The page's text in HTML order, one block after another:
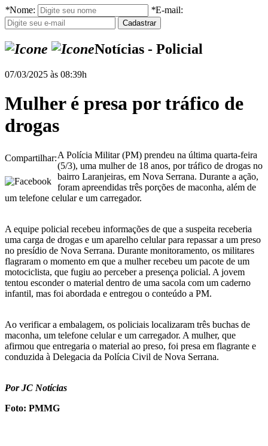
*Nome: *E-mail:
Notícias - Policial
07/03/2025 às 08:39h
Mulher é presa por tráfico de
drogas
Compartilhar:A Polícia Militar (PM) prendeu na última quarta-feira
(5/3), uma mulher de 18 anos, por tráfico de drogas no
bairro Laranjeiras, em Nova Serrana. Durante a ação,
foram apreendidas três porções de maconha, além de
um telefone celular e um carregador.
A equipe policial recebeu informações de que a suspeita receberia
uma carga de drogas e um aparelho celular para repassar a um preso
no presídio de Nova Serrana. Durante monitoramento, os militares
flagraram o momento em que a mulher recebeu um pacote de um
motociclista, que fugiu ao perceber a presença policial. A jovem
tentou esconder o material dentro de uma sacola com um caderno
infantil, mas foi abordada e entregou o conteúdo a PM.
Ao verificar a embalagem, os policiais localizaram três buchas de
maconha, um telefone celular e um carregador. A mulher, que
afirmou que entregaria o material ao preso, foi presa em flagrante e
conduzida à Delegacia da Polícia Civil de Nova Serrana.
Por JC Notícias
Foto: PMMG